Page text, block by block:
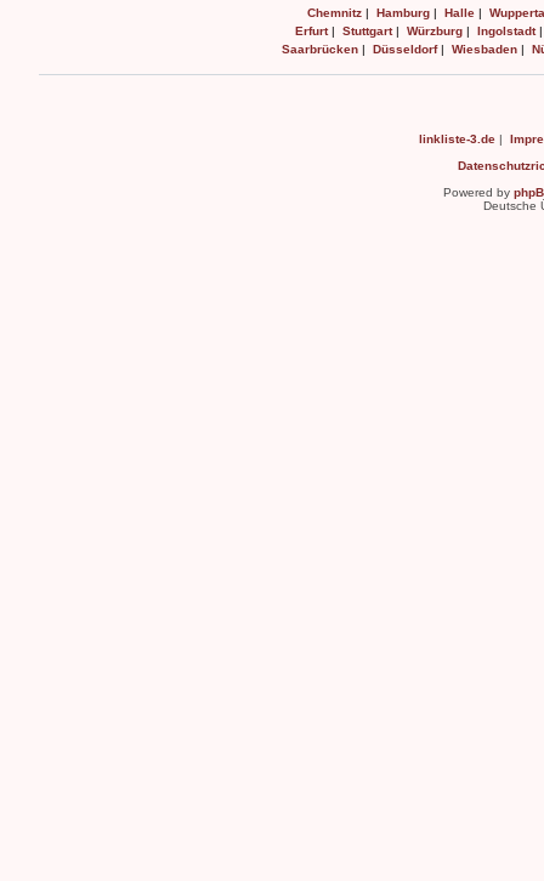
Chemnitz | Hamburg | Halle |
Erfurt| Stuttgart| Würzburg| Ingolstadt
Saarbrücken | Düsseldorf| Wiesbaden |
linkliste-3.de |
Powered by
Deutsche